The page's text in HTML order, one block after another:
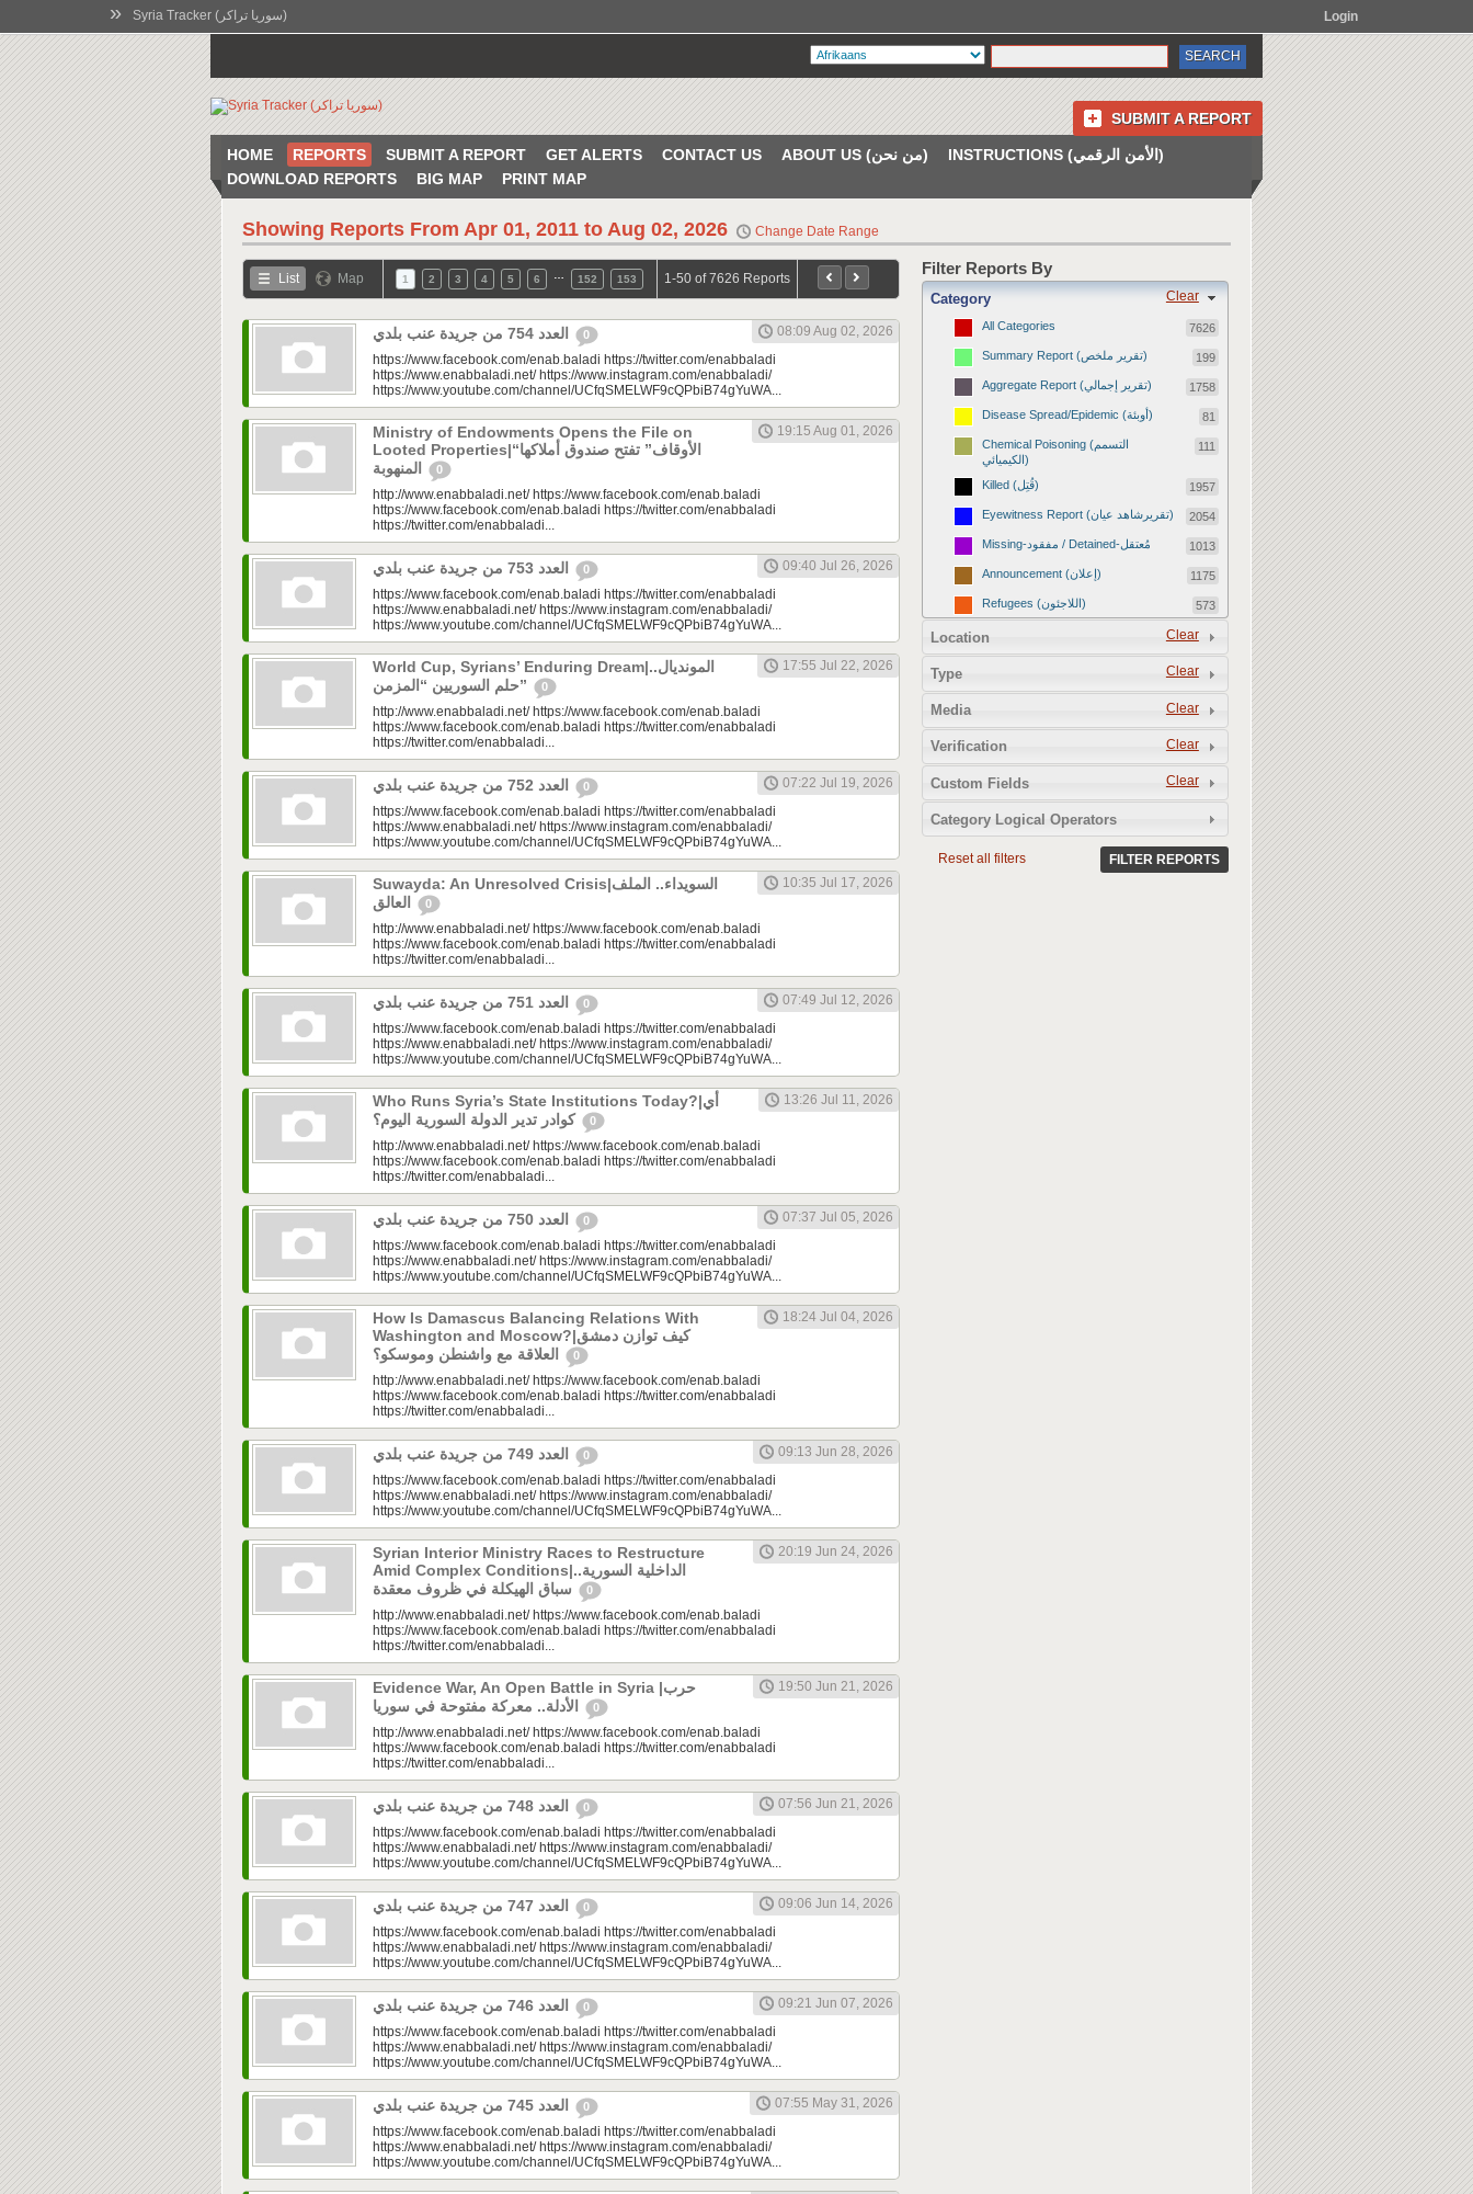
» Syria Tracker (سوريا تراكر) Login
SUBMIT A REPORT
HOME REPORTS SUBMIT A REPORT GET ALERTS CONTACT US ABOUT US (من نحن)
INSTRUCTIONS (الأمن الرقمي)
DOWNLOAD REPORTS
BIG MAP PRINT MAP
Showing Reports From Apr 01, 2011 to Aug 02, 2026 Change Date Range
List Map 1 2 3 4 5 6 152 153 1-50 of 7626 Reports
0
08:09 Aug 02, 2026
https://www.facebook.com/enab.baladi https://twitter.com/enabbaladi
https://www.enabbaladi.net/ https://www.instagram.com/enabbaladi/
https://www.youtube.com/channel/UCfqSMELWF9cQPbiB74gYuWA...
Ministry of Endowments Opens the File on
Looted Properties|“الأوقاف” تفتح صندوق أملاكها
0
19:15 Aug 01, 2026
http://www.enabbaladi.net/ https://www.facebook.com/enab.baladi
https://www.facebook.com/enab.baladi https://twitter.com/enabbaladi
https://twitter.com/enabbaladi...
0
09:40 Jul 26, 2026
https://www.facebook.com/enab.baladi https://twitter.com/enabbaladi
https://www.enabbaladi.net/ https://www.instagram.com/enabbaladi/
https://www.youtube.com/channel/UCfqSMELWF9cQPbiB74gYuWA...
World Cup, Syrians’ Enduring Dream|المونديال..
حلم السوريين “المزمن”
0
17:55 Jul 22, 2026
http://www.enabbaladi.net/ https://www.facebook.com/enab.baladi
https://www.facebook.com/enab.baladi https://twitter.com/enabbaladi
https://twitter.com/enabbaladi...
0
07:22 Jul 19, 2026
https://www.facebook.com/enab.baladi https://twitter.com/enabbaladi
https://www.enabbaladi.net/ https://www.instagram.com/enabbaladi/
https://www.youtube.com/channel/UCfqSMELWF9cQPbiB74gYuWA...
Suwayda: An Unresolved Crisis|السويداء.. الملف
0
10:35 Jul 17, 2026
http://www.enabbaladi.net/ https://www.facebook.com/enab.baladi
https://www.facebook.com/enab.baladi https://twitter.com/enabbaladi
https://twitter.com/enabbaladi...
0
07:49 Jul 12, 2026
https://www.facebook.com/enab.baladi https://twitter.com/enabbaladi
https://www.enabbaladi.net/ https://www.instagram.com/enabbaladi/
https://www.youtube.com/channel/UCfqSMELWF9cQPbiB74gYuWA...
Who Runs Syria’s State Institutions Today?|أي
كوادر تدير الدولة السورية اليوم؟
0
13:26 Jul 11, 2026
http://www.enabbaladi.net/ https://www.facebook.com/enab.baladi
https://www.facebook.com/enab.baladi https://twitter.com/enabbaladi
https://twitter.com/enabbaladi...
0
07:37 Jul 05, 2026
https://www.facebook.com/enab.baladi https://twitter.com/enabbaladi
https://www.enabbaladi.net/ https://www.instagram.com/enabbaladi/
https://www.youtube.com/channel/UCfqSMELWF9cQPbiB74gYuWA...
How Is Damascus Balancing Relations With
Washington and Moscow?|كيف توازن دمشق
0
18:24 Jul 04, 2026
http://www.enabbaladi.net/ https://www.facebook.com/enab.baladi
https://www.facebook.com/enab.baladi https://twitter.com/enabbaladi
https://twitter.com/enabbaladi...
0
09:13 Jun 28, 2026
https://www.facebook.com/enab.baladi https://twitter.com/enabbaladi
https://www.enabbaladi.net/ https://www.instagram.com/enabbaladi/
https://www.youtube.com/channel/UCfqSMELWF9cQPbiB74gYuWA...
Syrian Interior Ministry Races to Restructure
Amid Complex Conditions|الداخلية السورية..
0
20:19 Jun 24, 2026
http://www.enabbaladi.net/ https://www.facebook.com/enab.baladi
https://www.facebook.com/enab.baladi https://twitter.com/enabbaladi
https://twitter.com/enabbaladi...
Evidence War, An Open Battle in Syria |حرب
0
19:50 Jun 21, 2026
http://www.enabbaladi.net/ https://www.facebook.com/enab.baladi
https://www.facebook.com/enab.baladi https://twitter.com/enabbaladi
https://twitter.com/enabbaladi...
0
07:56 Jun 21, 2026
https://www.facebook.com/enab.baladi https://twitter.com/enabbaladi
https://www.enabbaladi.net/ https://www.instagram.com/enabbaladi/
https://www.youtube.com/channel/UCfqSMELWF9cQPbiB74gYuWA...
0
09:06 Jun 14, 2026
https://www.facebook.com/enab.baladi https://twitter.com/enabbaladi
https://www.enabbaladi.net/ https://www.instagram.com/enabbaladi/
https://www.youtube.com/channel/UCfqSMELWF9cQPbiB74gYuWA...
0
09:21 Jun 07, 2026
https://www.facebook.com/enab.baladi https://twitter.com/enabbaladi
https://www.enabbaladi.net/ https://www.instagram.com/enabbaladi/
https://www.youtube.com/channel/UCfqSMELWF9cQPbiB74gYuWA...
0
07:55 May 31, 2026
https://www.facebook.com/enab.baladi https://twitter.com/enabbaladi
https://www.enabbaladi.net/ https://www.instagram.com/enabbaladi/
https://www.youtube.com/channel/UCfqSMELWF9cQPbiB74gYuWA...
Filter Reports By
Clear
Category
All Categories 7626
Summary Report (تقرير ملخص) 199
Aggregate Report (تقرير إجمالي) 1758
Disease Spread/Epidemic (أوبئة) 81
Chemical Poisoning (التسمم
الكيميائي)
111
Killed (قُتِل) 1957
Eyewitness Report (تقريرشاهد عيان) 2054
Missing-مفقود / Detained-مُعتقل 1013
Announcement (إعلان) 1175
Refugees (اللاجئون) 573
1672
Revenge Killings (القتل بدافع الانتقام) 11
2
13
Clear
Location
Clear
Type
Clear
Media
Clear
Verification
Clear
Custom Fields
Category Logical Operators
Reset all filters FILTER REPORTS